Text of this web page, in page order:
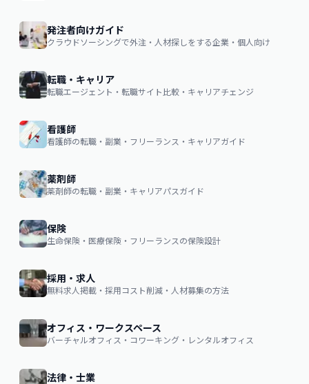
発注者向けガイド
クラウドソーシングで外注・人材探しをする企業・個人向け
転職・キャリア
転職エージェント・転職サイト比較・キャリアチェンジ
看護師
看護師の転職・副業・フリーランス・キャリアガイド
薬剤師
薬剤師の転職・副業・キャリアパスガイド
保険
生命保険・医療保険・フリーランスの保険設計
採用・求人
無料求人掲載・採用コスト削減・人材募集の方法
オフィス・ワークスペース
バーチャルオフィス・コワーキング・レンタルオフィス
法律・士業